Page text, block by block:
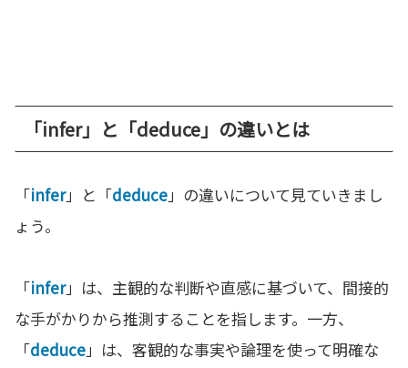
「infer」と「deduce」の違いとは
「infer」と「deduce」の違いについて見ていきまし
ょう。
「infer」は、主観的な判断や直感に基づいて、間接的
な手がかりから推測することを指します。一方、
「deduce」は、客観的な事実や論理を使って明確な